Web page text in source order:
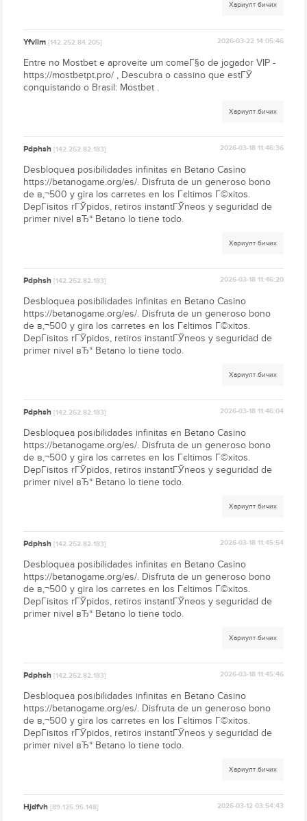
Хариулт бичих
Yfvlim[142.252.84.205] 2026-03-22 14:05:46
Entre no Mostbet e aproveite um comeГ§o de jogador VIP -
https://mostbetpt.pro/ , Descubra o cassino que estГЎ
conquistando o Brasil: Mostbet .
Хариулт бичих
Pdphsh[142.252.82.183] 2026-03-18 11:46:36
Desbloquea posibilidades infinitas en Betano Casino
https://betanogame.org/es/. Disfruta de un generoso bono
de в‚¬500 y gira los carretes en los Гєltimos Г©xitos.
DepГіsitos rГЎpidos, retiros instantГЎneos y seguridad de
primer nivel вЂ“ Betano lo tiene todo.
Хариулт бичих
Pdphsh[142.252.82.183] 2026-03-18 11:46:20
Desbloquea posibilidades infinitas en Betano Casino
https://betanogame.org/es/. Disfruta de un generoso bono
de в‚¬500 y gira los carretes en los Гєltimos Г©xitos.
DepГіsitos rГЎpidos, retiros instantГЎneos y seguridad de
primer nivel вЂ“ Betano lo tiene todo.
Хариулт бичих
Pdphsh[142.252.82.183] 2026-03-18 11:46:04
Desbloquea posibilidades infinitas en Betano Casino
https://betanogame.org/es/. Disfruta de un generoso bono
de в‚¬500 y gira los carretes en los Гєltimos Г©xitos.
DepГіsitos rГЎpidos, retiros instantГЎneos y seguridad de
primer nivel вЂ“ Betano lo tiene todo.
Хариулт бичих
Pdphsh[142.252.82.183] 2026-03-18 11:45:54
Desbloquea posibilidades infinitas en Betano Casino
https://betanogame.org/es/. Disfruta de un generoso bono
de в‚¬500 y gira los carretes en los Гєltimos Г©xitos.
DepГіsitos rГЎpidos, retiros instantГЎneos y seguridad de
primer nivel вЂ“ Betano lo tiene todo.
Хариулт бичих
Pdphsh[142.252.82.183] 2026-03-18 11:45:46
Desbloquea posibilidades infinitas en Betano Casino
https://betanogame.org/es/. Disfruta de un generoso bono
de в‚¬500 y gira los carretes en los Гєltimos Г©xitos.
DepГіsitos rГЎpidos, retiros instantГЎneos y seguridad de
primer nivel вЂ“ Betano lo tiene todo.
Хариулт бичих
Hjdfvh[89.125.95.148] 2026-03-12 03:54:43